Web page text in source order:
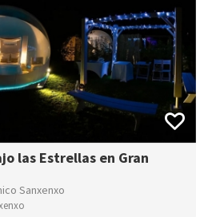
las Estrellas en Gran
Sanxenxo